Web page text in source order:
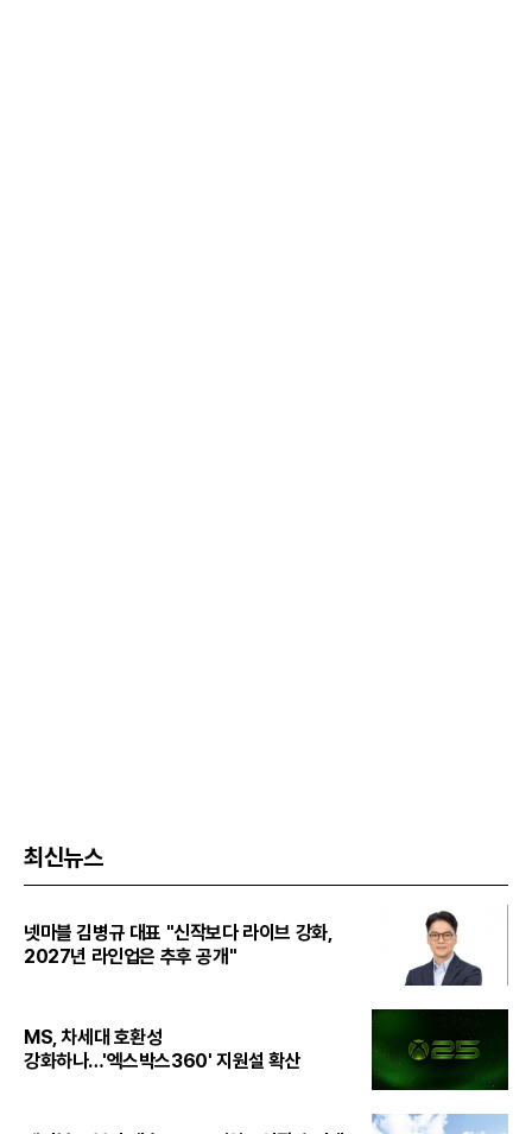
최신뉴스
넷마블 김병규 대표 "신작보다 라이브 강화,
2027년 라인업은 추후 공개"
MS, 차세대 호환성
강화하나…'엑스박스360' 지원설 확산